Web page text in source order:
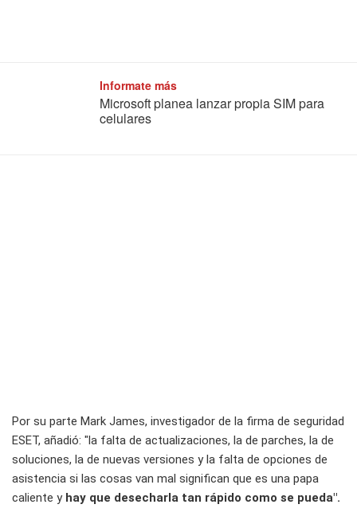
Informate más
Microsoft planea lanzar propia SIM para
celulares
Por su parte Mark James, investigador de la firma de seguridad
ESET, añadió: "la falta de actualizaciones, la de parches, la de
soluciones, la de nuevas versiones y la falta de opciones de
asistencia si las cosas van mal significan que es una papa
caliente y hay que desecharla tan rápido como se pueda".